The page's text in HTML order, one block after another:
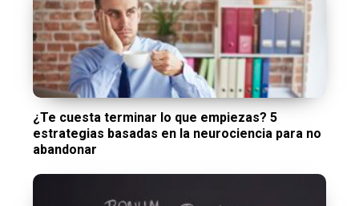
¿Te cuesta terminar lo que empiezas? 5
estrategias basadas en la neurociencia para no
abandonar